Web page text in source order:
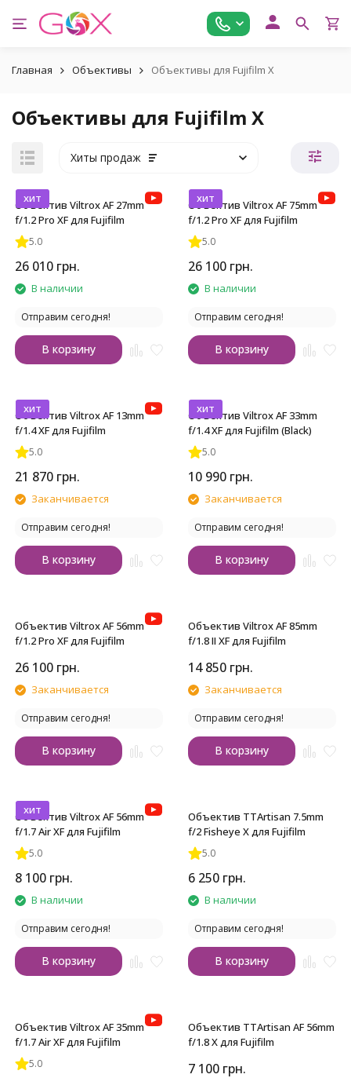
Главная Объективы Объективы для Fujifilm X
Объективы для Fujifilm X
Хиты продаж
хит
Объектив Viltrox AF 27mm
f/1.2 Pro XF для Fujifilm
5.0
26 010 грн.
В наличии
Отправим сегодня!
В корзину
хит
Объектив Viltrox AF 75mm
f/1.2 Pro XF для Fujifilm
5.0
26 100 грн.
В наличии
Отправим сегодня!
В корзину
хит
Объектив Viltrox AF 13mm
f/1.4 XF для Fujifilm
5.0
21 870 грн.
Заканчивается
Отправим сегодня!
В корзину
хит
Объектив Viltrox AF 33mm
f/1.4 XF для Fujifilm (Black)
5.0
10 990 грн.
Заканчивается
Отправим сегодня!
В корзину
Объектив Viltrox AF 56mm
f/1.2 Pro XF для Fujifilm
26 100 грн.
Заканчивается
Отправим сегодня!
В корзину
Объектив Viltrox AF 85mm
f/1.8 II XF для Fujifilm
14 850 грн.
Заканчивается
Отправим сегодня!
В корзину
хит
Объектив Viltrox AF 56mm
f/1.7 Air XF для Fujifilm
5.0
8 100 грн.
В наличии
Отправим сегодня!
В корзину
Объектив TTArtisan 7.5mm
f/2 Fisheye X для Fujifilm
5.0
6 250 грн.
В наличии
Отправим сегодня!
В корзину
Объектив Viltrox AF 35mm
f/1.7 Air XF для Fujifilm
5.0
Объектив TTArtisan AF 56mm
f/1.8 X для Fujifilm
7 100 грн.